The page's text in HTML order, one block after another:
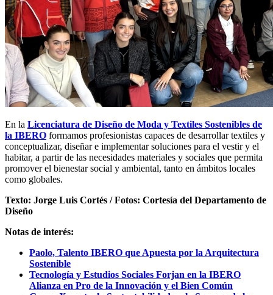
En la Licenciatura de Diseño de Moda y Textiles Sostenibles de
la IBERO formamos profesionistas capaces de desarrollar textiles y
conceptualizar, diseñar e implementar soluciones para el vestir y el
habitar, a partir de las necesidades materiales y sociales que permita
promover el bienestar social y ambiental, tanto en ámbitos locales
como globales.
Texto: Jorge Luis Cortés / Fotos: Cortesía del Departamento de
Diseño
Notas de interés:
Paolo, Talento IBERO que Apuesta por la Arquitectura
Sostenible
Tecnología y Estudios Sociales Forjan en la IBERO
Alianza en Pro de la Innovación y el Bien Común